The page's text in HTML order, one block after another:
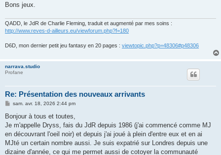
g
Bons jeux.
QADD, le JdR de Charlie Fleming, traduit et augmenté par mes soins :
http://www.reves-d-ailleurs.eu/viewforum.php?f=180
D6D, mon dernier petit jeu fantasy en 20 pages : viewtopic.php?p=48306#p48306
narrava.studio
Profane
Re: Présentation des nouveaux arrivants
M
s
a
g
sam. avr. 18, 2026 2:44 pm
Bonjour à tous et toutes,
Je m'appelle Dryss, fais du JdR depuis 1986 (j'ai commencé comme MJ
en découvrant l'oeil noir) et depuis j'ai joué à plein d'entre eux et en ai
MJté un certain nombre aussi. Je suis expatrié sur Londres depuis une
dizaine d'année, ce qui me permet aussi de cotoyer la communauté